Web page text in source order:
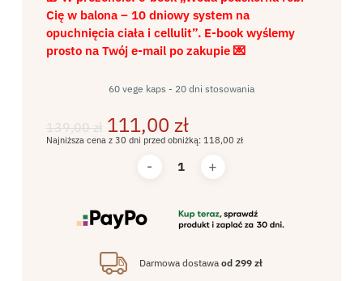
Cię w balona – 10 dniowy system na
opuchnięcia ciała i cellulit”. E-book wyślemy
prosto na Twój e-mail po zakupie 💌
60 vege kaps - 20 dni stosowania
139,00zł Pierwotna
cena
wynosiła:
139,00 zł.
111,00 złAktualna
cena
wynosi:
111,00 zł.
Najniższa cena z 30 dni przed obniżką: 118,00 zł
Darmowa dostawaod 299 zł